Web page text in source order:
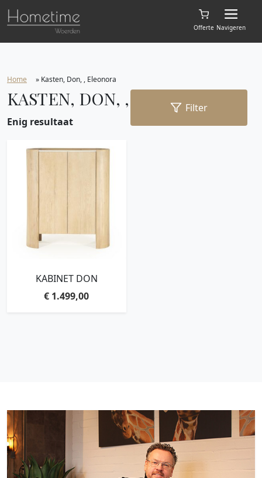
Offerte Navigeren
Home » Kasten, Don, , Eleonora
KASTEN, DON, , ELEONORA
Filter
Enig resultaat
KABINET DON
€ 1.499,00